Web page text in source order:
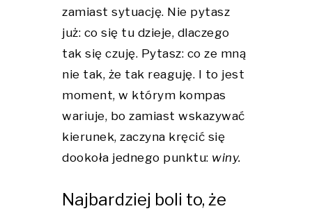
zamiast sytuację. Nie pytasz
już: co się tu dzieje, dlaczego
tak się czuję. Pytasz: co ze mną
nie tak, że tak reaguję. I to jest
moment, w którym kompas
wariuje, bo zamiast wskazywać
kierunek, zaczyna kręcić się
dookoła jednego punktu: winy.
Najbardziej boli to, że